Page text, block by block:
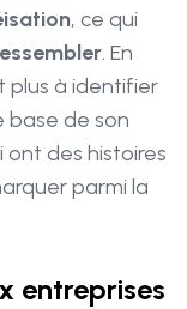
, ce qui
. En
plus à identifier
base de son
des histoires
parmi la
entreprises